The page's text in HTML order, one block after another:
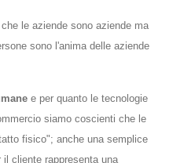
le aziende sono aziende ma
sono l'anima delle aziende
e per quanto le tecnologie
siamo coscienti che le
fisico"; anche una semplice
cliente rappresenta una